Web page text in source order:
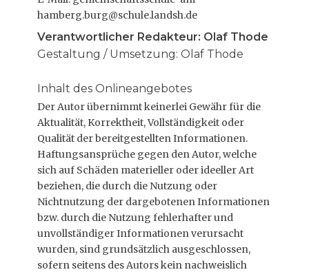
hamberg.burg@schule.landsh.de
Verantwortlicher Redakteur: Olaf Thode
Gestaltung / Umsetzung: Olaf Thode
Inhalt des Onlineangebotes
Der Autor übernimmt keinerlei Gewähr für die
Aktualität, Korrektheit, Vollständigkeit oder
Qualität der bereitgestellten Informationen.
Haftungsansprüche gegen den Autor, welche
sich auf Schäden materieller oder ideeller Art
beziehen, die durch die Nutzung oder
Nichtnutzung der dargebotenen Informationen
bzw. durch die Nutzung fehlerhafter und
unvollständiger Informationen verursacht
wurden, sind grundsätzlich ausgeschlossen,
sofern seitens des Autors kein nachweislich